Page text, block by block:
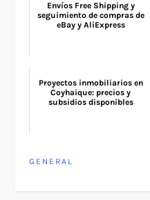
Envíos Free Shipping y
seguimiento de compras de
eBay y AliExpress
Proyectos inmobiliarios en
Coyhaique: precios y
subsidios disponibles
GENERAL